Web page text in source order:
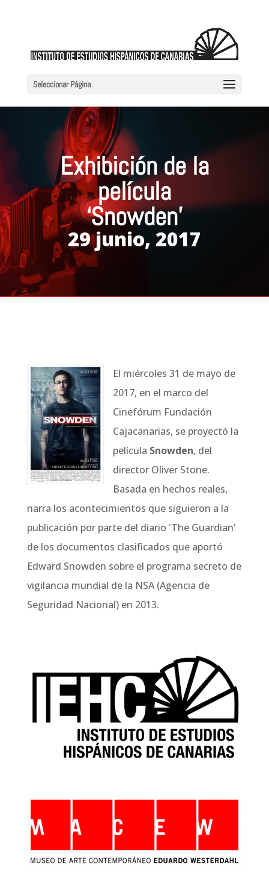
Seleccionar Página
Exhibición de la
película
‘Snowden’
29 junio, 2017
El miércoles 31 de mayo de
2017, en el marco del
Cinefórum Fundación
Cajacanarias, se proyectó la
película Snowden, del
director Oliver Stone.
Basada en hechos reales,
narra los acontecimientos que siguieron a la
publicación por parte del diario 'The Guardian'
de los documentos clasificados que aportó
Edward Snowden sobre el programa secreto de
vigilancia mundial de la NSA (Agencia de
Seguridad Nacional) en 2013.